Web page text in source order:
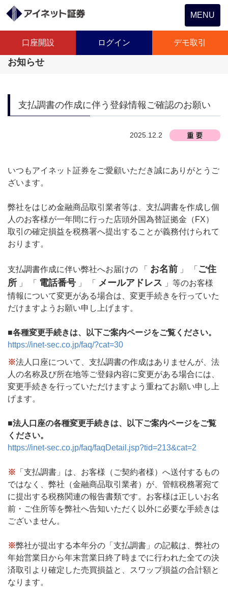
Toggle
navigation
MENU
口座開設 ログイン デモ取引
お知らせ
支払調書の作成に伴う登録情報ご確認のお願い
2025.12.2
いつもアイネット証券をご愛顧いただき誠にありがとうご
ざいます。
弊社をはじめ金融商品取引業者等は、支払調書を作成し個
人のお客様が一年間に行った店頭外国為替証拠金（FX）
取引の確定損益を税務署へ提出することが義務付けられて
おります。
支払調書作成に伴い弊社へお届けの 「 お名前 」 「 ご住
所 」 「 電話番号 」 「 メールアドレス 」等のお客様
情報について変更がある場合は、変更手続きを行っていた
だけますようお願い申し上げます。
■各種変更手続きは、以下ご案内ページをご覧ください。
https://inet-sec.co.jp/faq/?cat=30
※法人口座について、支払調書の作成はありませんが、法
人の名称及び所在地等ご登録内容に変更がある場合には、
変更手続きを行っていただけますよう重ねてお願い申し上
げます。
■法人口座の各種変更手続きは、以下ご案内ページをご覧
ください。
https://inet-sec.co.jp/faq/faqDetail.jsp?tid=213&cat=2
※ 「支払調書」は、お客様（ご契約者様）へ送付するもの
ではなく、弊社（金融商品取引業者）が、管轄税務署宛て
に提出する税務関連の報告書類です。お客様は正しいお名
前・ご住所等を弊社へ告知いただく以外に必要な手続きは
ございません。
※弊社が提出する本年分の「支払調書」の記載は、弊社の
年始営業日から年末営業日終了時までに行われた全ての決
済取引より確定した売買損益と、スワップ損益の合計額と
なります。